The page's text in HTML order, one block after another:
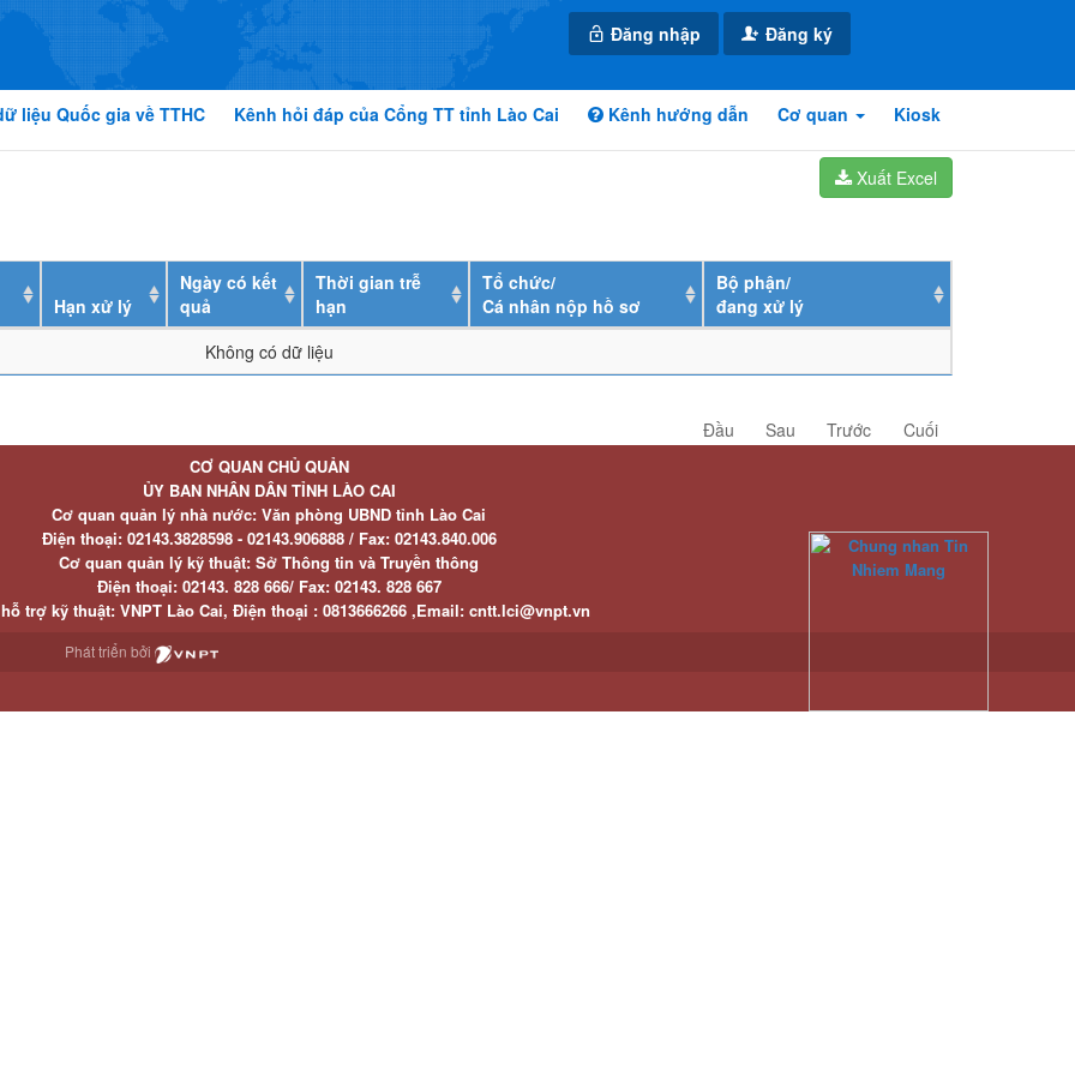
Đăng nhập Đăng ký
liệu Quốc gia về TTHC Kênh hỏi đáp của Cổng TT tỉnh Lào Cai Kênh hướng dẫn Cơ quan Kiosk
Xuất Excel
Hạn xử lý
Ngày có kết
quả
Thời gian trễ
hạn
Tổ chức/
Cá nhân nộp hồ sơ
Bộ phận/
đang xử lý
Không có dữ liệu
Đầu Sau Trước Cuối
CƠ QUAN CHỦ QUẢN
ỦY BAN NHÂN DÂN TỈNH LÀO CAI
Cơ quan quản lý nhà nước: Văn phòng UBND tỉnh Lào Cai
Điện thoại:02143.3828598 - 02143.906888 / Fax:02143.840.006
Cơ quan quản lý kỹ thuật: Sở Thông tin và Truyền thông
Điện thoại:02143. 828 666/ Fax:02143. 828 667
trợ kỹ thuật: VNPT Lào Cai, Điện thoại : 0813666266 ,Email: cntt.lci@vnpt.vn
Phát triển bởi